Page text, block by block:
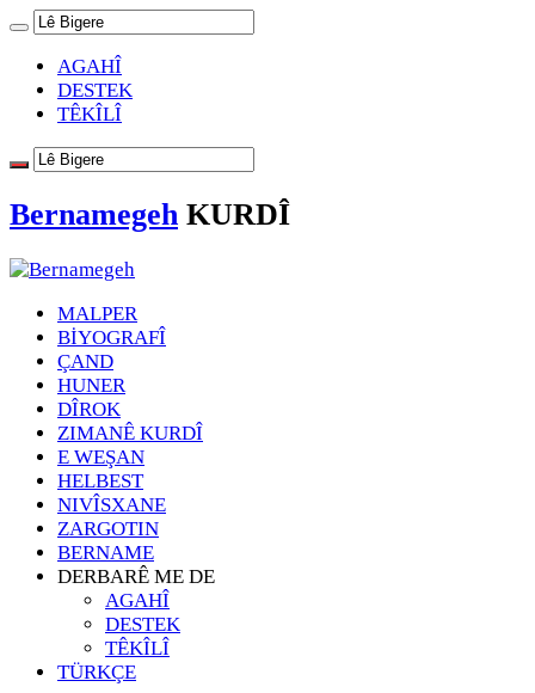
AGAHÎ
DESTEK
TÊKÎLÎ
Bernamegeh KURDÎ
MALPER
BİYOGRAFÎ
ÇAND
HUNER
DÎROK
ZIMANÊ KURDÎ
E WEŞAN
HELBEST
NIVÎSXANE
ZARGOTIN
BERNAME
DERBARÊ ME DE
AGAHÎ
DESTEK
TÊKÎLÎ
TÜRKÇE